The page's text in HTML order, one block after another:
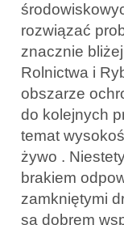
rozwiązać
znacznie
Rolnictwa i
obszarze
do kolejnych
temat
żywo .
brakiem
zamkniętymi
są dobrem